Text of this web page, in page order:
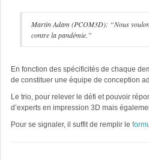
Martin Adam (PCOM3D): “Nous
contre la pandémie.”
En fonction des spécificités de chaque
de constituer une équipe de conception
Le trio, pour relever le défi et pouvoir
d’experts en impression 3D mais
Pour se signaler, il suffit de remplir le